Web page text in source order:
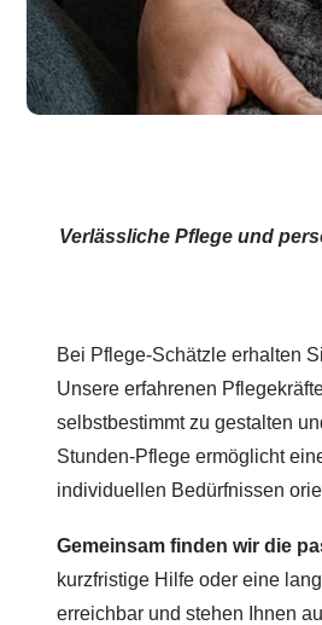
Verlässliche Pflege und
Bei Pflege-Schätzle erhalten
Unsere erfahrenen
selbstbestimmt zu gestalten
Stunden-Pflege ermöglicht
individuellen Bedürfnissen
Gemeinsam finden wir die
kurzfristige Hilfe oder eine
erreichbar und stehen Ihnen